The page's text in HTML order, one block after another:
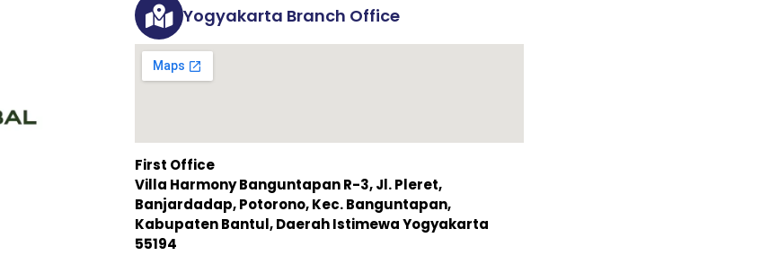
Yogyakarta Branch Office
First Office
Villa Harmony Banguntapan R-3, Jl. Pleret,
Banjardadap, Potorono, Kec. Banguntapan,
Kabupaten Bantul, Daerah Istimewa Yogyakarta
55194